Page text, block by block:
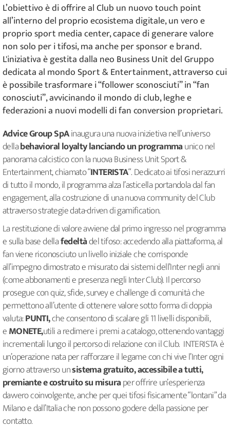
L’obiettivo è di offrire al Club un nuovo touch point
all’interno del proprio ecosistema digitale, un vero e
proprio sport media center, capace di generare valore
non solo per i tifosi, ma anche per sponsor e brand.
L'iniziativa è gestita dalla neo Business Unit del Gruppo
dedicata al mondo Sport & Entertainment, attraverso cui
è possibile trasformare i “follower sconosciuti” in “fan
conosciuti”, avvicinando il mondo di club, leghe e
federazioni a nuovi modelli di fan conversion proprietari.
Advice Group SpAinaugura una nuova inizietiva nell’universo
dellabehavioral loyalty lanciando un programmaunico nel
panorama calcistico con la nuova Business Unit Sport &
Entertainment, chiamato “INTERISTA“. Dedicato ai tifosi nerazzurri
di tutto il mondo, il programma alza l’asticella portandola dal fan
engagement, alla costruzione di una nuova community del Club
attraverso strategie data-driven di gamification.
La restituzione di valore avviene dal primo ingresso nel programma
e sulla base dellafedeltàdel tifoso: accedendo alla piattaforma, al
fan viene riconosciuto un livello iniziale che corrisponde
all’impegno dimostrato e misurato dai sistemi dell’Inter negli anni
(come abbonamenti e presenza negli Inter Club). Il percorso
prosegue con quiz, sfide, survey e challenge di comunità che
permettono all’utente di ottenere valore sotto forma di doppia
valuta:PUNTI,che consentono di scalare gli 11 livelli disponibili,
eMONETE,utili a redimere i premi a catalogo, ottenendo vantaggi
incrementali lungo il percorso di relazione con il Club. INTERISTA è
un’operazione nata per rafforzare il legame con chi vive l’Inter ogni
giorno attraverso unsistema gratuito, accessibile a tutti,
premiante e costruito su misuraper offrire un’esperienza
davvero coinvolgente, anche per quei tifosi fisicamente “lontani” da
Milano e dall’Italia che non possono godere della passione per
contatto.